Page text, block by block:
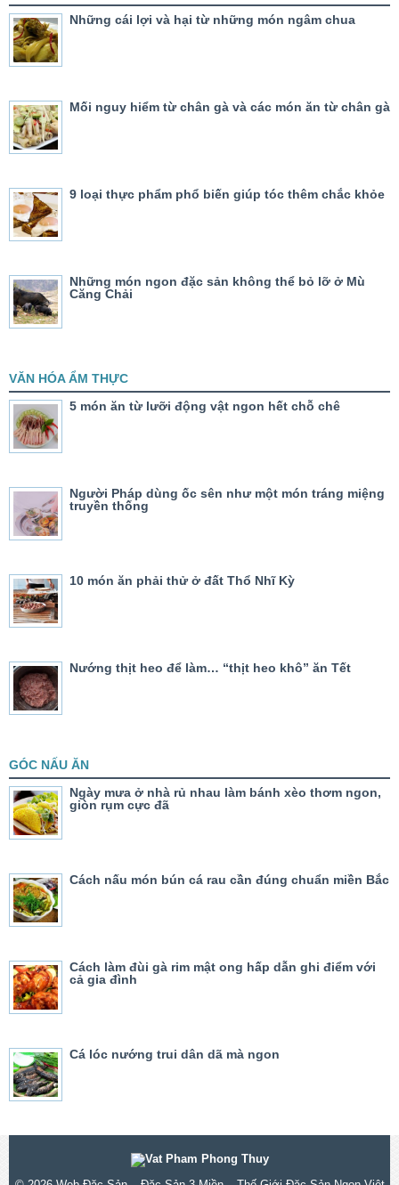
Những cái lợi và hại từ những món ngâm chua
Mối nguy hiểm từ chân gà và các món ăn từ chân gà
9 loại thực phẩm phổ biến giúp tóc thêm chắc khỏe
Những món ngon đặc sản không thể bỏ lỡ ở Mù
Căng Chải
VĂN HÓA ẨM THỰC
5 món ăn từ lưỡi động vật ngon hết chỗ chê
Người Pháp dùng ốc sên như một món tráng miệng
truyền thống
10 món ăn phải thử ở đất Thổ Nhĩ Kỳ
Nướng thịt heo để làm… “thịt heo khô” ăn Tết
GÓC NẤU ĂN
Ngày mưa ở nhà rủ nhau làm bánh xèo thơm ngon,
giòn rụm cực đã
Cách nấu món bún cá rau cần đúng chuẩn miền Bắc
Cách làm đùi gà rim mật ong hấp dẫn ghi điểm với
cả gia đình
Cá lóc nướng trui dân dã mà ngon